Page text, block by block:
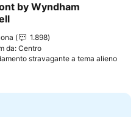
ai preferiti
by Wyndham
i prezzi1.898
da: Centro
stravagante a tema alieno